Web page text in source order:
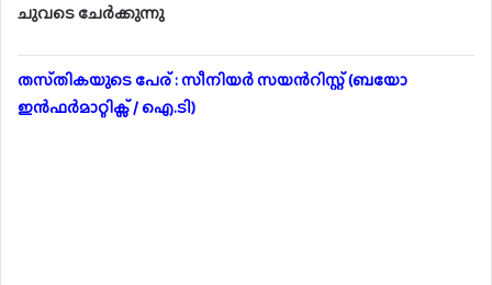
ചുവടെ ചേർക്കുന്നു
തസ്‌തികയുടെ പേര് : സീനിയർ സയൻറിസ്റ്റ് (ബയോ
ഇൻഫർമാറ്റിക്സ് / ഐ.ടി)